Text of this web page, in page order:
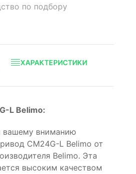
по подбору
ХАРАКТЕРИСТИКИ
L Belimo:
вашему вниманию
CM24G-L Belimo от
Belimo. Эта
высоким качеством